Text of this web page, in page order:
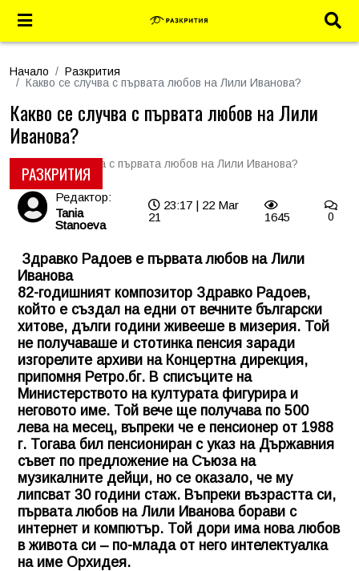
Начало
Разкрития
Какво се случва с първата любов на Лили Иванова?
РАЗКРИТИЯ
Какво се случва с първата любов на Лили
Иванова?
Редактор:
Tania
Stanoeva
23:17 | 22 Mar
21
1645 0
Здравко Радоев е първата любов на Лили
Иванова
82-годишният композитор Здравко Радоев,
който е създал на едни от вечните български
хитове, дълги години живееше в мизерия. Той
не получаваше и стотинка пенсия заради
изгорелите архиви на Концертна дирекция,
припомня Ретро.бг. В списъците на
Министерството на културата фигурира и
неговото име. Той вече ще получава по 500
лева на месец, въпреки че е пенсионер от 1988
г. Тогава бил пенсиониран с указ на Държавния
съвет по предложение на Съюза на
музикалните дейци, но се оказало, че му
липсват 30 години стаж. Въпреки възрастта си,
първата любов на Лили Иванова борави с
интернет и компютър. Той дори има нова любов
в живота си – по-млада от него интелектуалка
на име Орхидея.